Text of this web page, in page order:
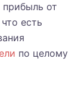
прибыль от
есть
по целому